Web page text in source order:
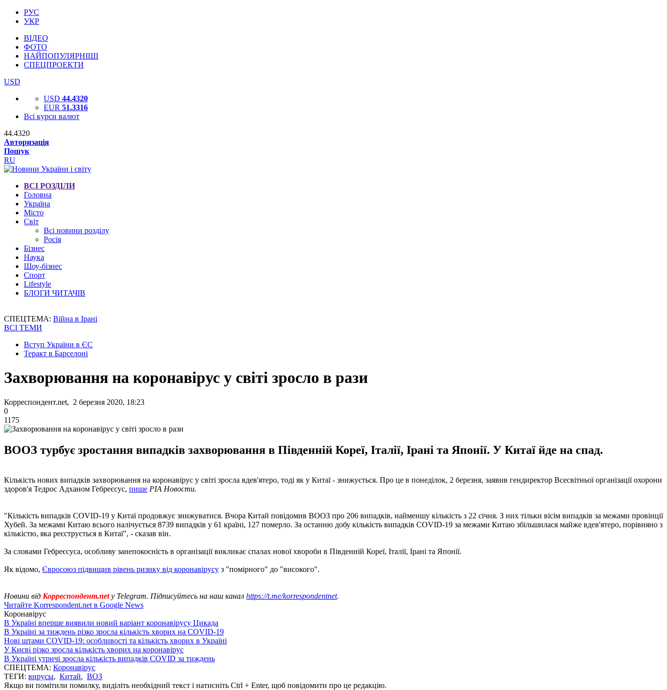
РУС
УКР
ВІДЕО
ФОТО
НАЙПОПУЛЯРНІШІ
СПЕЦПРОЕКТИ
USD
USD 44.4320
EUR 51.3316
Всі курси валют
44.4320
Авторизація
Пошук
RU
ВСІ РОЗДІЛИ
Головна
Україна
Місто
Світ
Всі новини розділу
Росія
Бізнес
Наука
Шоу-бізнес
Спорт
Lifestyle
БЛОГИ ЧИТАЧІВ
СПЕЦТЕМА: Війна в Ірані
ВСІ ТЕМИ
Вступ України в ЄС
Теракт в Барселоні
Захворювання на коронавірус у світі зросло в рази
Корреспондент.net, 2 березня 2020, 18:23
0
1175
ВООЗ турбує зростання випадків захворювання в Південній Кореї, Італії, Ірані та Японії. У Китаї йде на спад.
Кількість нових випадків захворювання на коронавірус у світі зросла вдев'ятеро, тоді як у Китаї - знижується. Про це в понеділок, 2 березня, заявив гендиректор Всесвітньої організації охорони
здоров'я Тедрос Адханом Гебреєсус, пише РІА Новости.
"Кількість випадків COVID-19 у Китаї продовжує знижуватися. Вчора Китай повідомив ВООЗ про 206 випадків, найменшу кількість з 22 січня. З них тільки вісім випадків за межами провінції
Хубей. За межами Китаю всього налічується 8739 випадків у 61 країні, 127 померло. За останню добу кількість випадків COVID-19 за межами Китаю збільшилася майже вдев'ятеро, порівняно з
кількістю, яка реєструється в Китаї", - сказав він.
За словами Гебреєсуса, особливу занепокоєність в організації викликає спалах нової хвороби в Південній Кореї, Італії, Ірані та Японії.
Як відомо, Євросоюз підвищив рівень ризику від коронавірусу з "помірного" до "високого".
Новини від Корреспондент.net у Telegram. Підписуйтесь на наш канал https://t.me/korrespondentnet.
Читайте Korrespondent.net в Google News
Коронавірус
В Україні вперше виявили новий варіант коронавірусу Цикада
В Україні за тиждень різко зросла кількість хворих на COVID-19
Нові штами COVID-19: особливості та кількість хворих в Україні
У Києві різко зросла кількість хворих на коронавірус
В Україні утричі зросла кількість випадків COVID за тиждень
СПЕЦТЕМА: Коронавірус
ТЕГИ: вирусы, Китай, ВОЗ
Якщо ви помітили помилку, виділіть необхідний текст і натисніть Ctrl + Enter, щоб повідомити про це редакцію.